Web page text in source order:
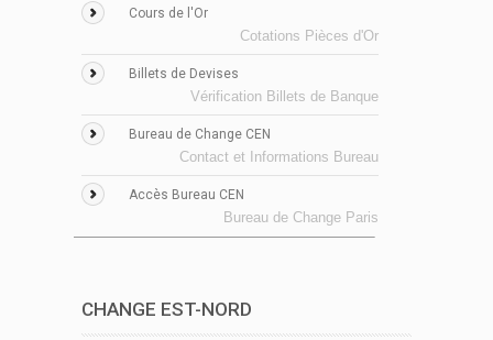
Cours de l'Or
Cotations Pièces d'Or
Billets de Devises
Vérification Billets de Banque
Bureau de Change CEN
Contact et Informations Bureau
Accès Bureau CEN
Bureau de Change Paris
CHANGE EST-NORD